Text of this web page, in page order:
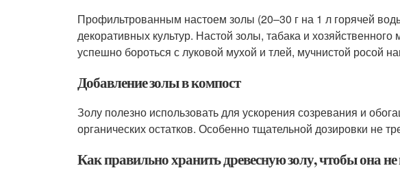
Профильтрованным настоем золы (20–30 г на 1 л горячей
декоративных культур. Настой золы, табака и
успешно бороться с луковой мухой и тлей, мучнистой росой
Добавление золы в компост
Золу полезно использовать для ускорения созревания и
органических остатков. Особенно тщательной дозировки не
Как правильно хранить древесную золу, чтобы она не